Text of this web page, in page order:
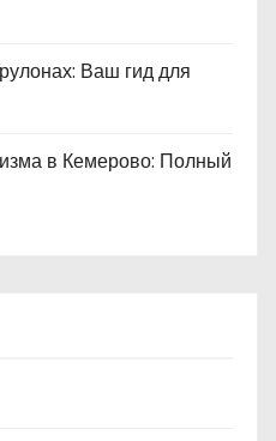
Ваш гид для
в Кемерово: Полный